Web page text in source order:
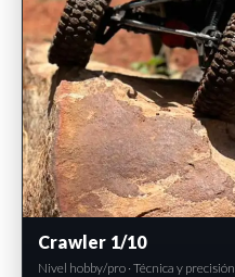
Crawler 1/10
Nivel hobby/pro · Técnica y precisión